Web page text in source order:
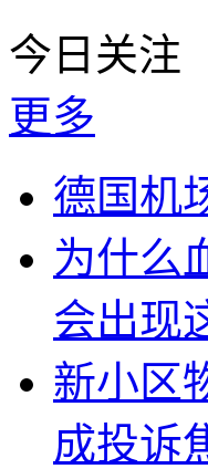
今日关注
更多
德国机
为什么
会出现
新小区
成投诉